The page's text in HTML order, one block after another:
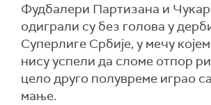
Фудбалери Партизана и
одиграли су без голова у
Суперлиге Србије, у мечу
нису успели да сломе отпор
цело друго полувреме играо
мање.